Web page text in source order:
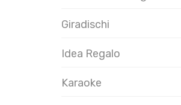
Giradischi
Idea Regalo
Karaoke